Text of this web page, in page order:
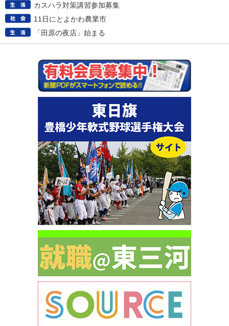
カスハラ対策講習参加募集
11日にとよかわ農業市
「田原の夜店」始まる